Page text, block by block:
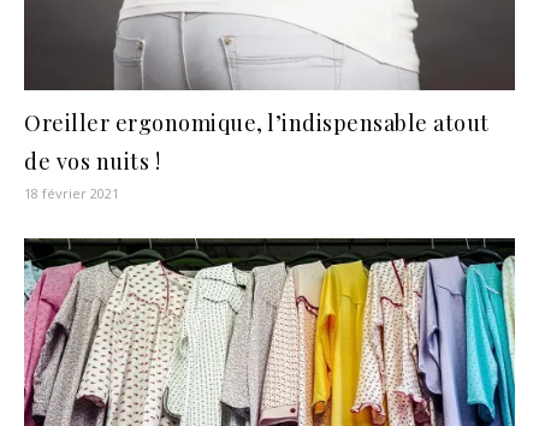
Oreiller ergonomique, l’indispensable atout
de vos nuits !
18 février 2021